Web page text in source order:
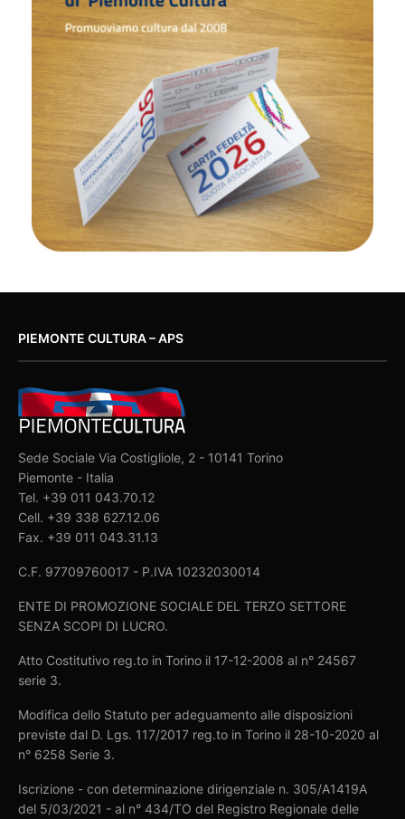
PIEMONTE CULTURA – APS
Sede Sociale Via Costigliole, 2 - 10141 Torino
Piemonte - Italia
Tel. +39 011 043.70.12
Cell. +39 338 627.12.06
Fax. +39 011 043.31.13
C.F. 97709760017 - P.IVA 10232030014
ENTE DI PROMOZIONE SOCIALE DEL TERZO SETTORE
SENZA SCOPI DI LUCRO.
Atto Costitutivo reg.to in Torino il 17-12-2008 al n° 24567
serie 3.
Modifica dello Statuto per adeguamento alle disposizioni
previste dal D. Lgs. 117/2017 reg.to in Torino il 28-10-2020 al
n° 6258 Serie 3.
Iscrizione - con determinazione dirigenziale n. 305/A1419A
del 5/03/2021 - al n° 434/TO del Registro Regionale delle